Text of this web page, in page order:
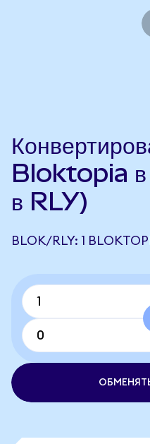
Bloktopia
в RLY)
BLOK/RLY: 1
ОБМЕНЯТЬ